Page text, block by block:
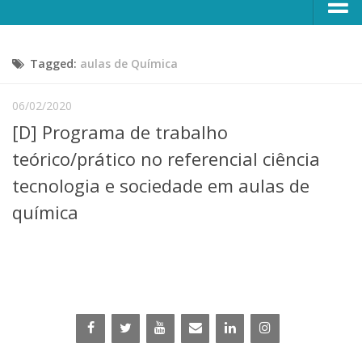
CONTATO
Escola, Institutos e Órgãos
Núcleos e Comissões
Telefones e Mapas
Pessoas
Graduação
Pós-Graduação
Centros, Núcleos e Projetos em Rede
Pós-doutorado
Iniciação Científica
Tagged: aulas de Química
06/02/2020
[D] Programa de trabalho
teórico/prático no referencial ciência
tecnologia e sociedade em aulas de
química